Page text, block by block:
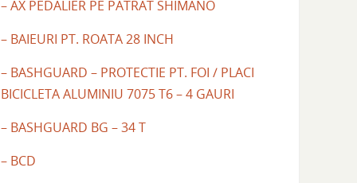
– AX PEDALIER PE PATRAT SHIMANO
– BAIEURI PT. ROATA 28 INCH
– BASHGUARD – PROTECTIE PT. FOI / PLACI
BICICLETA ALUMINIU 7075 T6 – 4 GAURI
– BASHGUARD BG – 34 T
– BCD